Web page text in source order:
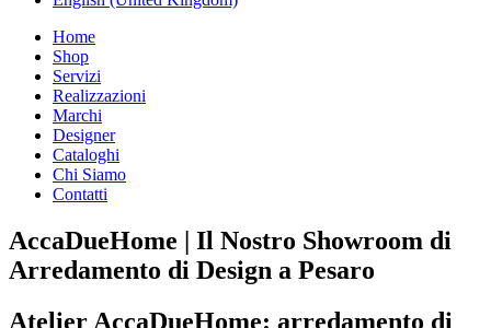
Home
Shop
Servizi
Realizzazioni
Marchi
Designer
Cataloghi
Chi Siamo
Contatti
AccaDueHome | Il Nostro Showroom di
Arredamento di Design a Pesaro
Atelier AccaDueHome: arredamento di